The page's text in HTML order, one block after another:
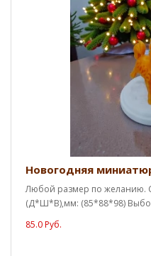
Новогодняя
Любой размер по желанию.
(Д*Ш*В),мм: (85*88*98) Выбор
85.0 Руб.